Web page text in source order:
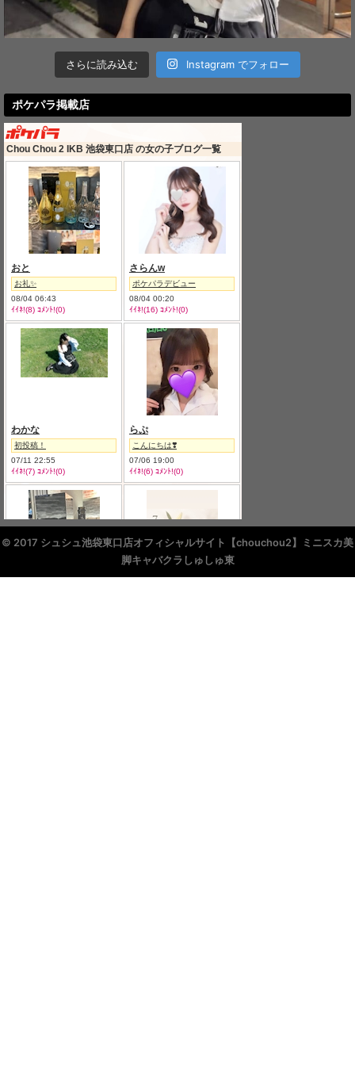
さらに読み込む Instagram でフォロー
ポケパラ掲載店
© 2017 シュシュ池袋東口店オフィシャルサイト【chouchou2】ミニスカ美
脚キャバクラしゅしゅ東